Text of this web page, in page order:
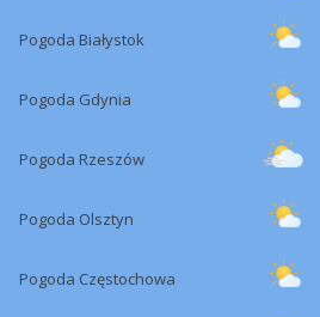
Pogoda Białystok
Pogoda Gdynia
Pogoda Rzeszów
Pogoda Olsztyn
Pogoda Częstochowa